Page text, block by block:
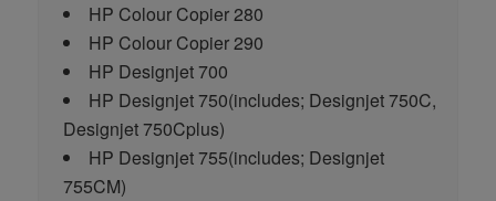
HP Colour Copier 280
HP Colour Copier 290
HP Designjet 700
HP Designjet 750(includes; Designjet 750C,
Designjet 750Cplus)
HP Designjet 755(includes; Designjet
755CM)